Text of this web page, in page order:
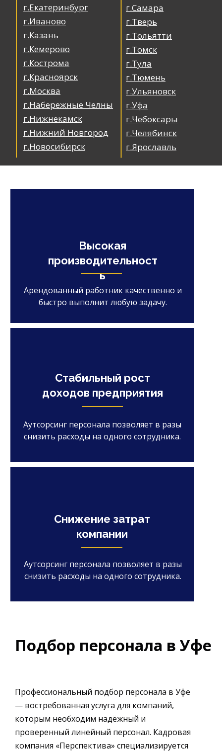
г.Самара
г.Тверь
г.Тольятти
г.Томск
г.Тула
г.Тюмень
г.Ульяновск
г.Уфа
г.Чебоксары
г.Челябинск
г.Ярославль
г.Екатеринбург
г.Иваново
г.Казань
г.Кемерово
г.Кострома
г.Красноярск
г.Москва
г.Набережные Челны
г.Нижнекамск
г.Нижний Новгород
г.Новосибирск
Снижение затрат
компании
Аутсорсинг персонала позволяет в разы
снизить расходы на одного сотрудника.
Высокая
производительност
ь
Арендованный работник качественно и
быстро выполнит любую задачу.
Стабильный рост
доходов предприятия
Аутсорсинг персонала позволяет в разы
снизить расходы на одного сотрудника.
Профессиональный подбор персонала в Уфе
— востребованная услуга для компаний,
которым необходим надёжный и
проверенный линейный персонал. Кадровая
компания «Перспектива» специализируется
Подбор персонала в Уфе